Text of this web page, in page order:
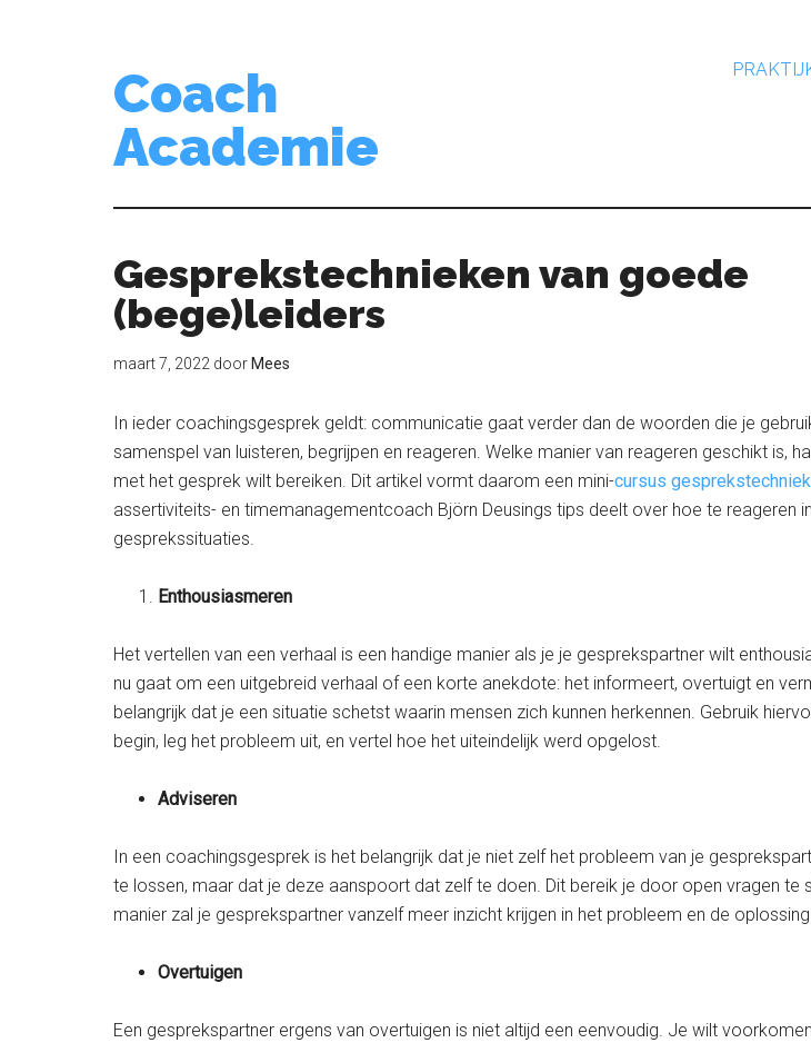
Coach
Academie
Gesprekstechnieken van goede
(bege)leiders
maart 7, 2022 door Mees
In ieder coachingsgesprek geldt: communicatie gaat verder dan de woorden die je
samenspel van luisteren, begrijpen en reageren. Welke manier van reageren geschikt is,
met het gesprek wilt bereiken. Dit artikel vormt daarom een mini-cursus
assertiviteits- en timemanagementcoach Björn Deusings tips deelt over hoe te reageren
gesprekssituaties.
Enthousiasmeren
Het vertellen van een verhaal is een handige manier als je je gesprekspartner wilt
nu gaat om een uitgebreid verhaal of een korte anekdote: het informeert, overtuigt en
belangrijk dat je een situatie schetst waarin mensen zich kunnen herkennen. Gebruik
begin, leg het probleem uit, en vertel hoe het uiteindelijk werd opgelost.
Adviseren
In een coachingsgesprek is het belangrijk dat je niet zelf het probleem van je
te lossen, maar dat je deze aanspoort dat zelf te doen. Dit bereik je door open vragen te
manier zal je gesprekspartner vanzelf meer inzicht krijgen in het probleem en de
Overtuigen
Een gesprekspartner ergens van overtuigen is niet altijd een eenvoudig. Je wilt